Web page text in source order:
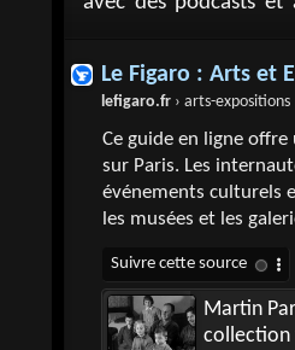
Le Figaro : Arts et
lefigaro.fr › arts-expositions
Ce guide en ligne
sur Paris. Les
événements culturels
les musées et les
Martin
collection